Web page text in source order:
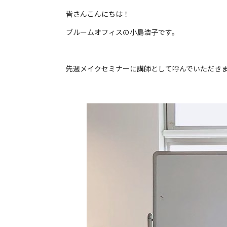
皆さんこんにちは！
ブルームオフィスの小島浩子です。
先週メイクセミナーに講師として呼んでいただき